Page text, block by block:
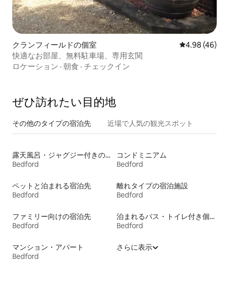
クランフィールドの個室 レビュー46
4.98 (46)
快適なお部屋、無料駐車場、専用玄関
ロケーション · 朝食 · チェックイン
ぜひ訪⁠れ⁠た⁠い目⁠的⁠地
その他のタ⁠イ⁠プ⁠の宿⁠泊⁠先 近場で人気の観光スポット
露天風呂・ジャグジー付きの宿泊施設
Bedford
コンドミニアム
Bedford
ペットと泊まれる宿泊先
Bedford
離れタイプの宿泊施設
Bedford
ファミリー向けの宿泊先
Bedford
泊まれるバス・トイレ付き個室
Bedford
マンション・アパート
Bedford
さらに表示